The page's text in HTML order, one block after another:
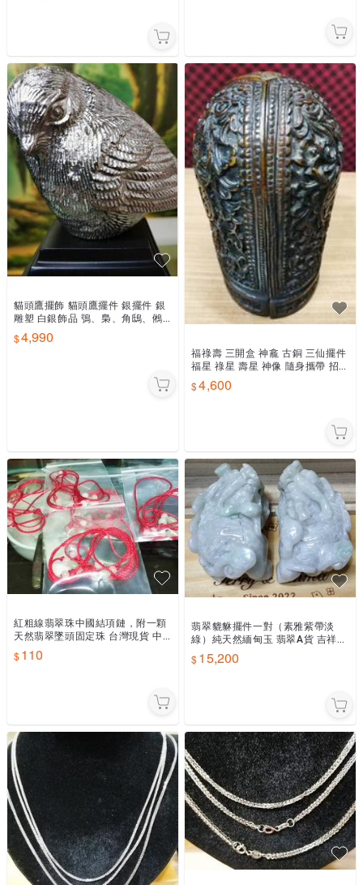
貓頭鷹擺飾 貓頭鷹擺件 銀擺件 銀
雕塑 白銀飾品 鴞、梟、角鴟、鵂
鶹、鴟鵂、梟鳥 夜貓子 辦公室吉
祥物 勵志 謀略 雄心
4,990
福祿壽 三開盒 神龕 古銅 三仙擺件
福星 祿星 壽星 神像 隨身攜帶 招財
納福 三星報喜 福仙、祿仙、壽
仙、祝壽禮品
4,600
紅粗線翡翠珠中國結項鏈，附一顆
天然翡翠墜頭固定珠 台灣現貨 中
國繩項鍊 中國結手繩 半成品編織
手繩 手工編織手繩
110
翡翠貔貅擺件一對（素雅紫帶淡
綠）純天然緬甸玉 翡翠A貨 吉祥物
招財風水擺件 台灣雕刻 翡翠玉石
15,200